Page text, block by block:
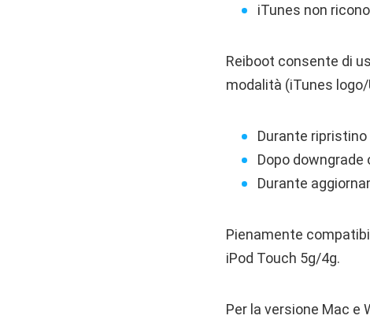
iTunes non
Reiboot consente di
modalità (iTunes
Durante
Dopo downgrade
Durante
Pienamente
iPod Touch 5g/4g.
Per la versione Mac e